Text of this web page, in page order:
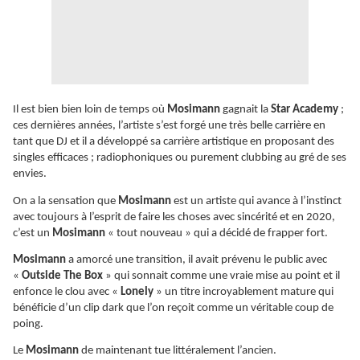
Il est bien bien loin de temps où Mosimann gagnait la Star Academy ;
ces dernières années, l’artiste s’est forgé une très belle carrière en
tant que DJ et il a développé sa carrière artistique en proposant des
singles efficaces ; radiophoniques ou purement clubbing au gré de ses
envies.
On a la sensation que Mosimann est un artiste qui avance à l’instinct
avec toujours à l’esprit de faire les choses avec sincérité et en 2020,
c’est un Mosimann « tout nouveau » qui a décidé de frapper fort.
Mosimann a amorcé une transition, il avait prévenu le public avec
« Outside The Box » qui sonnait comme une vraie mise au point et il
enfonce le clou avec « Lonely » un titre incroyablement mature qui
bénéficie d’un clip dark que l’on reçoit comme un véritable coup de
poing.
Le Mosimann de maintenant tue littéralement l’ancien.